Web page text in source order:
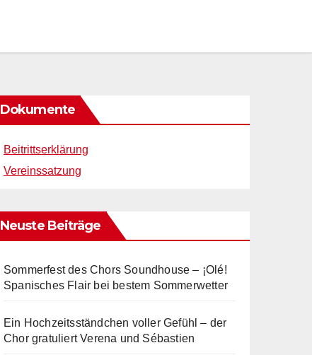
Dokumente
Beitrittserklärung
Vereinssatzung
Neuste Beiträge
Sommerfest des Chors Soundhouse – ¡Olé!
Spanisches Flair bei bestem Sommerwetter
Ein Hochzeitsständchen voller Gefühl – der
Chor gratuliert Verena und Sébastien